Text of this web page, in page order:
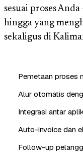
sesuai proses
hingga yang
sekaligus di
Pemetaan proses
Alur otomatis
Integrasi antar
Auto-invoice dan
Follow-up